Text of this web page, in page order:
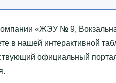
«‎ЖЭУ № 9,
в нашей интерактивной
официальный